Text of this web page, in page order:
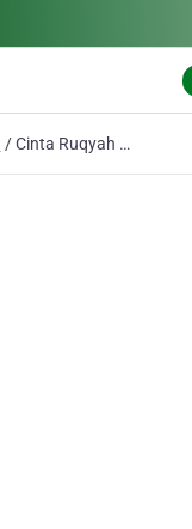
Cinta Ruqyah Syar'iyyah